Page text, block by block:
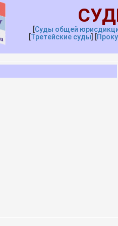
[Суды общей
[Третейские суды] [